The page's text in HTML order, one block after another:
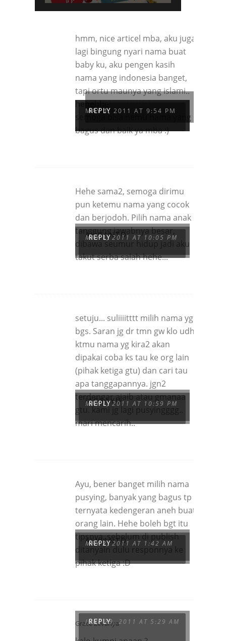
BLACK.JINGGA
MAY 1, 2011 AT 9:54 PM
hmm, nice articel mba, aku juga
lagi bingung nyari nama buat
baby ku, aku pengen kasih
nama yang indonesia banget,
tapi ortu maunya yang islami..
hehehhe
semoga bisa nemu nama yang
bagus dan baik ya mba :)
REPLY
ALVIANTO
MAY 1, 2011 AT 10:05 PM
Hehe sama2, semoga dirimu
pun ketemu nama yang cocok
dan berjodoh. Pilih nama anak
tanggung jawabnya besar,
dibawa seumur hidup jadi aku
takut serba salah hehe...
REPLY
JADEAYU
MAY 1, 2011 AT 10:59 PM
setuju... suliiiitttt milih nama yg
bgs. Saran jg dr tmn gw klo udh
ktmu nama yg kira2 akan
dipakai coba ks tau ke org lain
(pihak ketiga gtu) dan cari tau
apa tanggapannya. jgn2
terdengar ajaib atau gmanaa
gtu. kami jg lagi pusyingggg..
mari mencarih..
REPLY
ALVIANTO
MAY 2, 2011 AT 1:42 AM
Ayu, bener banget milih nama
pusying, banyak yang bagus tp
ternyata kedengeran aneh buat
orang lain. Hehe boleh bgt itu
tipsnya, sebelum di publish
ditanyain dulu responnya ke
pihak ketiga :D
REPLY
Grace Zevanya
JUNE 29, 2011 AT 5:29 AM
REPLY